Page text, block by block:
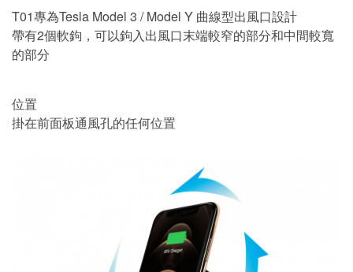
T01專為Tesla Model 3 / Model Y 曲線型出風口設計
帶有2個軟鉤，可以鉤入出風口末端較窄的部分和中間較寬
的部分
位置
掛在前面板通風孔的任何位置